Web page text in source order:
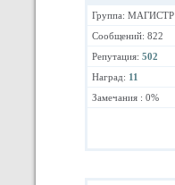
Группа: МАГИСТР
Сообщений: 822
Репутация: 502
Наград: 11
Замечания : 0%